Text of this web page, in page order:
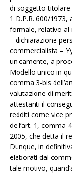
di soggetto titolare
1 D.P.R. 600/1973,
formale, relativo al
– dichiarazione
commercialista –
unicamente, a
Modello unico in
comma 3-bis
valutazione di
attestanti il
redditi come vice
dell’art. 1, comma
2005, che detta il
Dunque, in
elaborati dal
tale motivo,